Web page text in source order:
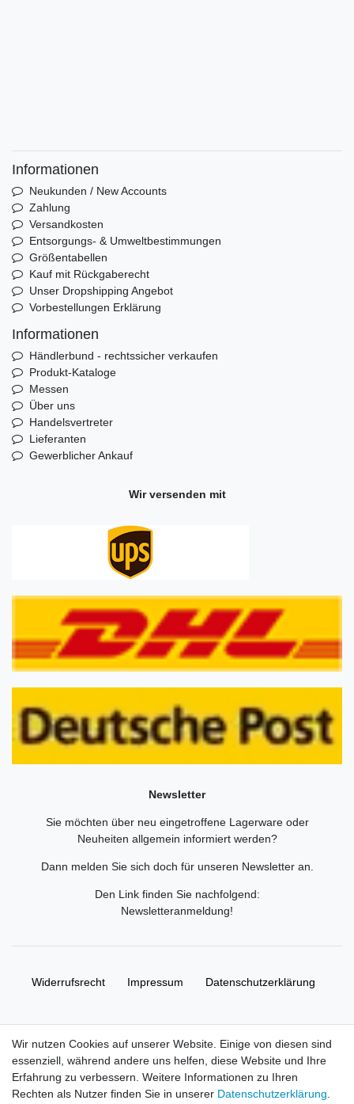
Informationen
Neukunden / New Accounts
Zahlung
Versandkosten
Entsorgungs- & Umweltbestimmungen
Größentabellen
Kauf mit Rückgaberecht
Unser Dropshipping Angebot
Vorbestellungen Erklärung
Informationen
Händlerbund - rechtssicher verkaufen
Produkt-Kataloge
Messen
Über uns
Handelsvertreter
Lieferanten
Gewerblicher Ankauf
Wir versenden mit
Newsletter
Sie möchten über neu eingetroffene Lagerware oder
Neuheiten allgemein informiert werden?
Dann melden Sie sich doch für unseren Newsletter an.
Den Link finden Sie nachfolgend:
Newsletteranmeldung!
Widerrufs­recht Impressum Daten­schutz­erklärung
© Copyright 2026 | Alle Rechte vorbehalten. HL-
Handelsgesellschaft mbH.
Wir nutzen Cookies auf unserer Website. Einige von diesen sind
essenziell, während andere uns helfen, diese Website und Ihre
Erfahrung zu verbessern. Weitere Informationen zu Ihren
Rechten als Nutzer finden Sie in unserer Daten­schutz­erklärung